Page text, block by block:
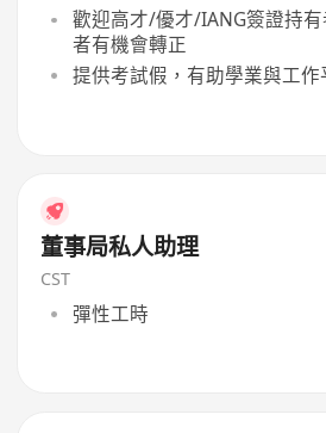
歡迎高才/優才/IANG簽證持
者有機會轉正
提供考試假，有助學業與工作
董事局私人助理
CST
彈性工時